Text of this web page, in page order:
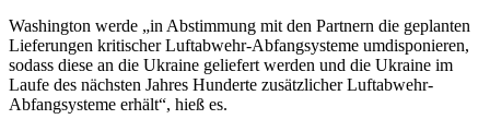
Washington werde „in Abstimmung mit den Partnern die geplanten
Lieferungen kritischer Luftabwehr-Abfangsysteme umdisponieren,
sodass diese an die Ukraine geliefert werden und die Ukraine im
Laufe des nächsten Jahres Hunderte zusätzlicher Luftabwehr-
Abfangsysteme erhält“, hieß es.